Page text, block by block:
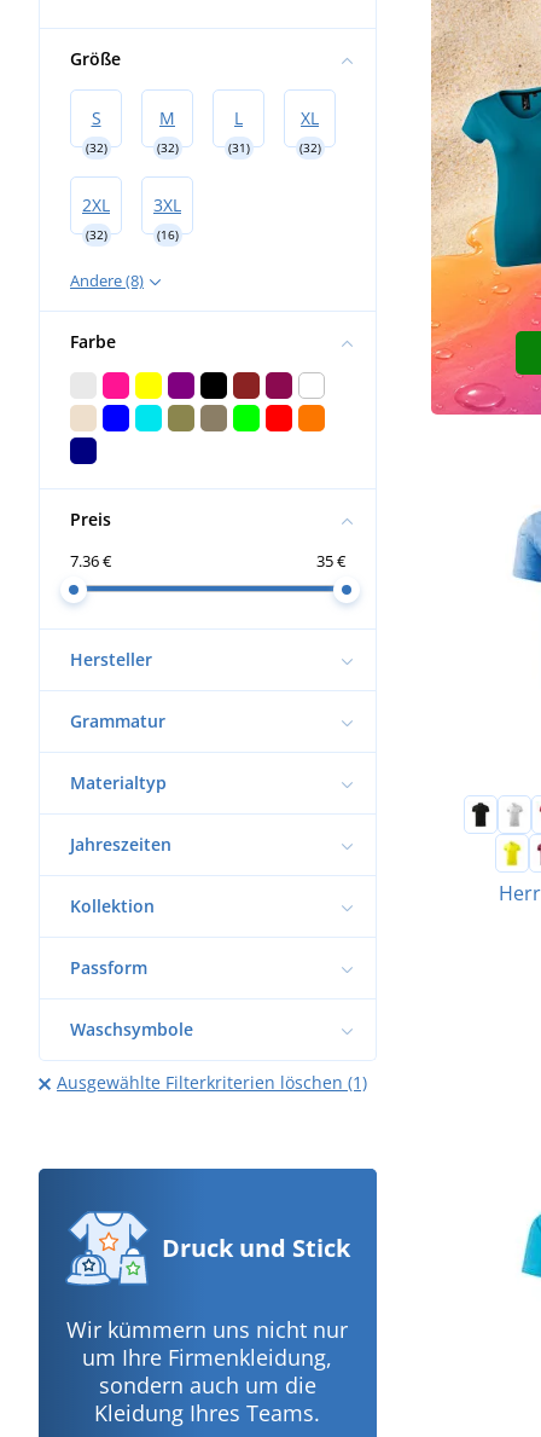
Größe
S
(32)
M
(32)
L
(31)
XL
(32)
2XL
(32)
3XL
(16)
Andere (8)
Farbe
Preis
7.36 € 35 €
Hersteller
Grammatur
Materialtyp
Jahreszeiten
Kollektion
Passform
Waschsymbole
Ausgewählte Filterkriterien löschen (1)
Druck und Stick
Wir kümmern uns nicht nur
um Ihre Firmenkleidung,
sondern auch um die
Kleidung Ihres Teams.